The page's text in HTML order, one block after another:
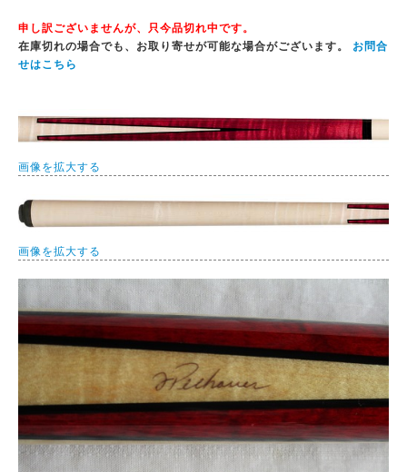
申し訳ございませんが、只今品切れ中です。
在庫切れの場合でも、お取り寄せが可能な場合がございます。 お問合
せはこちら
画像を拡大する
画像を拡大する